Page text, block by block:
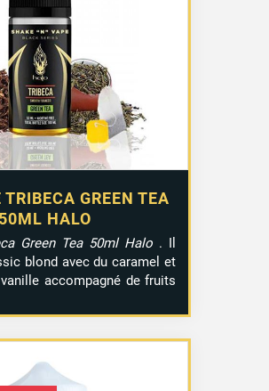
GREEN TEA
50ML HALO
Green Tea 50ml Halo . Il
blond avec du caramel et
accompagné de fruits